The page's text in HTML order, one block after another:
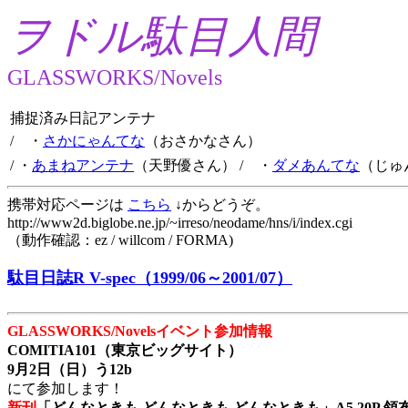
ヲドル駄目人間
GLASSWORKS/Novels
捕捉済み日記アンテナ
/ ・ さかにゃんてな （おさかなさん）
/ ・ あまねアンテナ （天野優さん） / ・ ダメあんてな （じ
携帯対応ページは こちら ↓からどうぞ。
http://www2d.biglobe.ne.jp/~irreso/neodame/hns/i/index.cgi
（動作確認：ez / willcom / FORMA)
駄目日誌R V-spec（1999/06～2001/07）
GLASSWORKS/Novelsイベント参加情報
COMITIA101（東京ビッグサイト）
9月2日（日）う12b
にて参加します！